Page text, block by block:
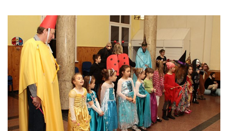
című olvasási akció eredményhirdetésével vette kezdetét.